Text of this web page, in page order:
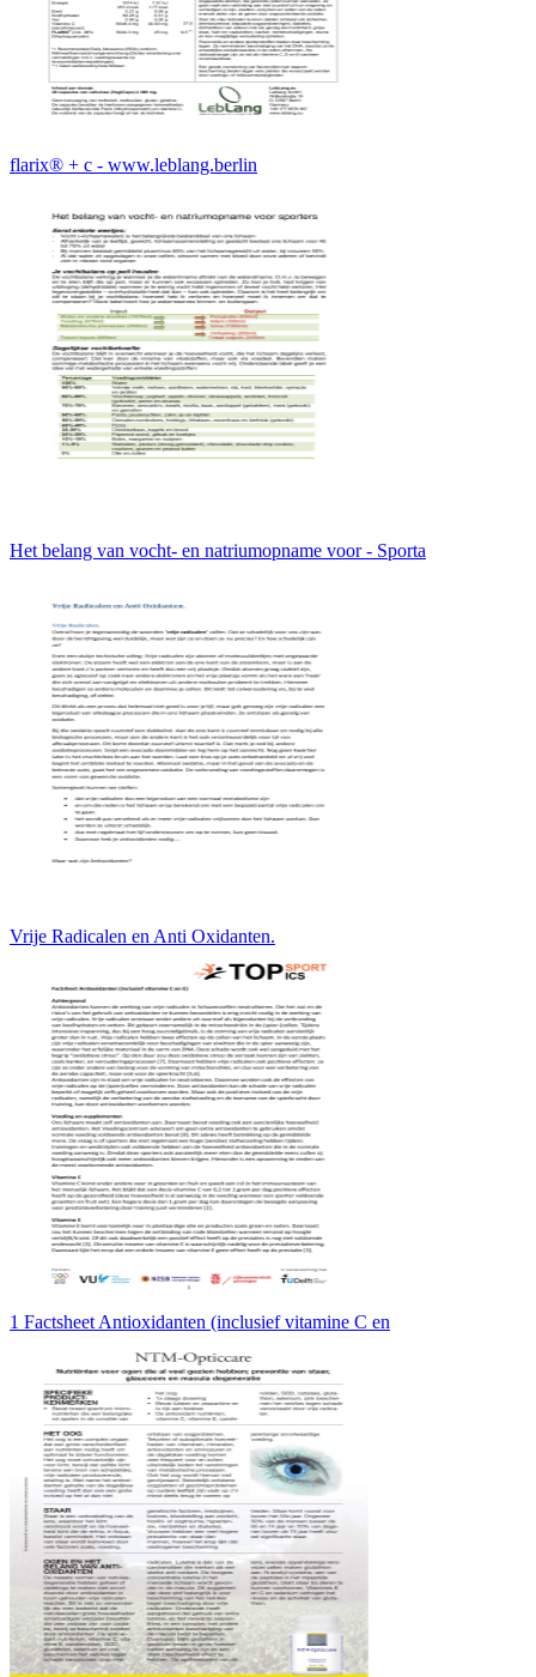
flarix® + c - www.leblang.berlin
Het belang van vocht- en natriumopname voor - Sporta
Vrije Radicalen en Anti Oxidanten.
1 Factsheet Antioxidanten (inclusief vitamine C en